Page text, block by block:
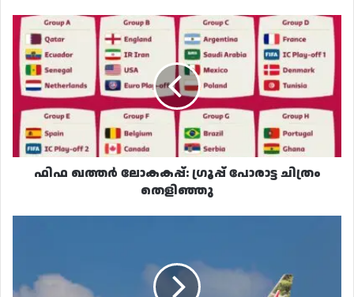
ഫിഫ
ഖത്തർ
ലോകകപ്പ്:
ഗ്രൂപ്പ്
പോരാട്ട
ചിത്രം
തെളിഞ്ഞു
ഫിഫ ഖത്തർ ലോകകപ്പ്: ഗ്രൂപ്പ് പോരാട്ട ചിത്രം
തെളിഞ്ഞു
ദോഹ
വിമാനം